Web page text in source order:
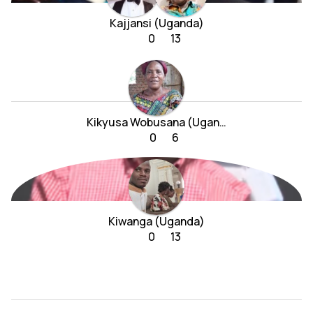
Kajjansi (Uganda)
0
13
Kikyusa Wobusana (Uganda)
0
6
Kiwanga (Uganda)
0
13